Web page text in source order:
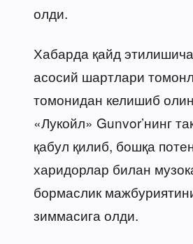
олди.
Хабарда қайд
асосий шартлари
томонидан келишиб
«Лукойл» Gunvor’нинг
қабул қилиб, бошқа
харидорлар билан
бормаслик
зиммасига олди.